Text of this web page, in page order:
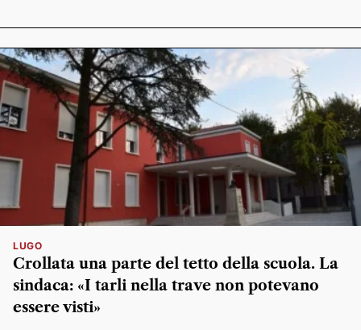
LUGO
Crollata una parte del tetto della scuola. La
sindaca: «I tarli nella trave non potevano
essere visti»